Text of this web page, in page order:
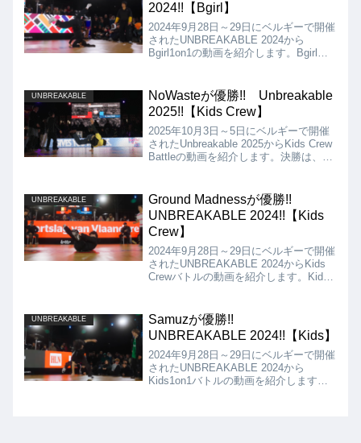
2024!!【Bgirl】
2024年9月28日～29日にベルギーで開催
されたUNBREAKABLE 2024から
Bgirl1on1の動画を紹介します。Bgirlの
した!!
UNBREAKABLE
NoWasteが優勝!! Unbreakable
2025!!【Kids Crew】
2025年10月3日～5日にベルギーで開催
されたUnbreakable 2025からKids Crew
Battleの動画を紹介します。決勝は、
た!!
UNBREAKABLE
Ground Madnessが優勝!!
UNBREAKABLE 2024!!【Kids
Crew】
2024年9月28日～29日にベルギーで開催
されたUNBREAKABLE 2024からKids
Crewバトルの動画を紹介します。Kids
は、Ground Madnessが優勝となりまし
た!!
UNBREAKABLE
Samuzが優勝!!
UNBREAKABLE 2024!!【Kids】
2024年9月28日～29日にベルギーで開催
されたUNBREAKABLE 2024から
Kids1on1バトルの動画を紹介します。